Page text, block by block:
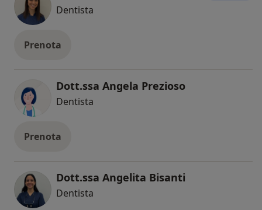
Dentista
Prenota
Dott.ssa Angela Prezioso
Dentista
Prenota
Dott.ssa Angelita Bisanti
Dentista